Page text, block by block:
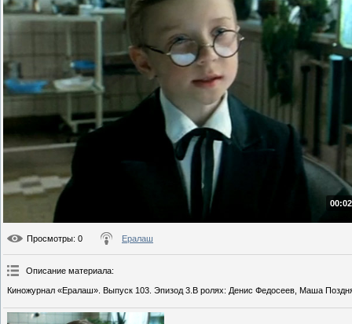
Просмотры: 0 Ералаш
Описание материала:
Киножурнал «Ералаш». Выпуск 103. Эпизод 3.В ролях: Денис Федосеев, Маша